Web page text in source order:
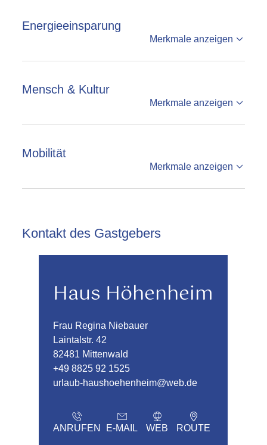
Energieeinsparung
Merkmale anzeigen
Mensch & Kultur
Merkmale anzeigen
Mobilität
Merkmale anzeigen
Kontakt des Gastgebers
Haus Höhenheim
Frau Regina Niebauer
Laintalstr. 42
82481 Mittenwald
+49 8825 92 1525
urlaub-haushoehenheim@web.de
ANRUFEN E-MAIL WEB ROUTE